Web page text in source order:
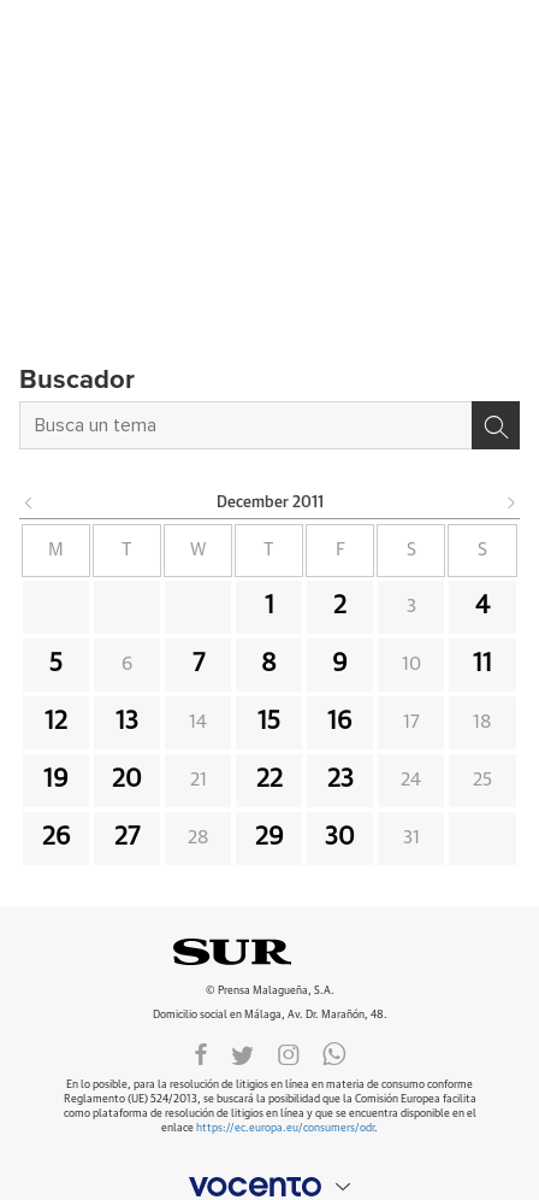
Buscador
December 2011
M W F S S
1 2 3 4
5 6 7 8 9 10 11
12 13 14 15 16 17 18
19 20 21 22 23 24 25
26 27 28 29 30 31
© Prensa Malagueña, S.A.
Domicilio social en Málaga, Av. Dr. Marañón, 48.
En lo posible, para la resolución de litigios en línea en materia de consumo conforme
Reglamento (UE) 524/2013, se buscará la posibilidad que la Comisión Europea facilita
como plataforma de resolución de litigios en línea y que se encuentra disponible en el
enlace https://ec.europa.eu/consumers/odr.